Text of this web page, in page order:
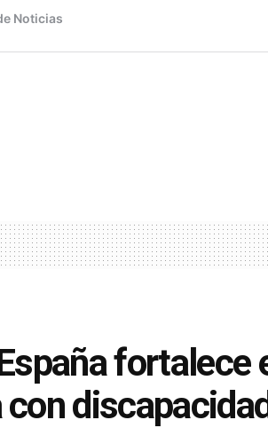
fortalece
discapacidad